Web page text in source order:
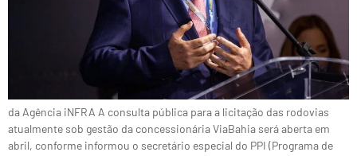
da Agência iNFRA A consulta pública para a licitação das rodovias
atualmente sob gestão da concessionária ViaBahia será aberta em
abril, conforme informou o secretário especial do PPI (Programa de